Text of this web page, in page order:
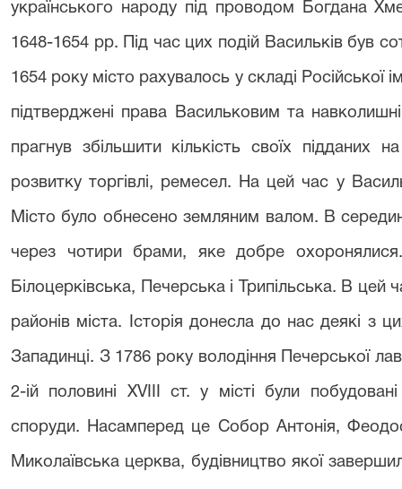
українського народу під проводом Богдана
1648-1654 рр. Під час цих подій Васильків був
1654 року місто рахувалось у складі Російської
підтверджені права Васильковим та
прагнув збільшити кількість своїх
розвитку торгівлі, ремесел. На цей час у
Місто було обнесено земляним валом. В
через чотири брами, яке добре
Білоцерківська, Печерська і Трипільська. В цей
районів міста. Історія донесла до нас деякі з
Западинці. З 1786 року володіння Печерської
2-ій половині ХVІІІ ст. у місті були
споруди. Насамперед це Собор Антонія,
Миколаївська церква, будівництво якої